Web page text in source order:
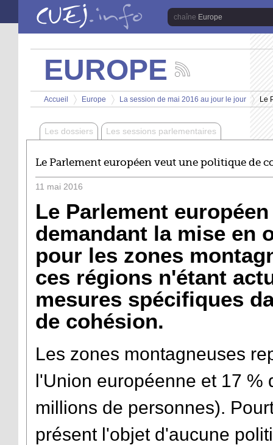
Aller au contenu principal
Europe
EUROPE
les
actualités
de
chaîne
Europe
Vous êtes ici
Accueil
>
Europe
>
La session de mai 2016 au jour le jour
>
Le
Les dossiers Les sessions parlementaires
Le Parlement européen veut une politique de
11 mai 2016
Le Parlement
demandant la mise en
pour les zones
ces régions n'étant
mesures spécifiques
de cohésion.
Les zones montagneuses
l'Union européenne et 17 %
millions de personnes).
présent l'objet d'aucune